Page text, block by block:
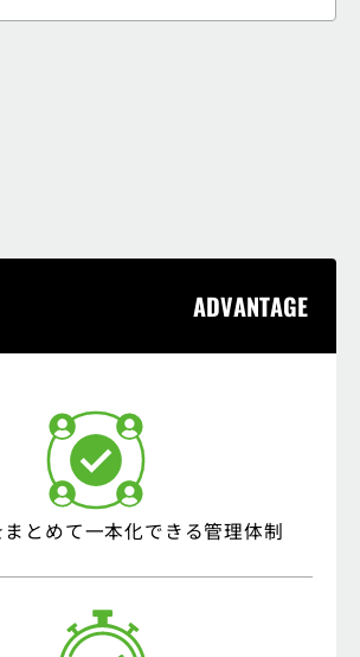
ADVANTAGE
とめて一本化できる管理体制